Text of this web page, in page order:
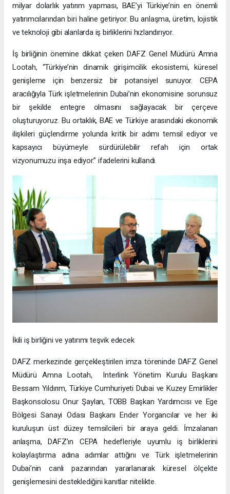
milyar dolarlık yatırım yapması, BAE’yi Türkiye’nin en önemli
yatırımcılarından biri haline getiriyor. Bu anlaşma, üretim, lojistik
ve teknoloji gibi alanlarda iş birliklerini hızlandırıyor.
İş birliğinin önemine dikkat çeken DAFZ Genel Müdürü Amna
Lootah, “Türkiye’nin dinamik girişimcilik ekosistemi, küresel
genişleme için benzersiz bir potansiyel sunuyor. CEPA
aracılığıyla Türk işletmelerinin Dubai’nin ekonomisine sorunsuz
bir şekilde entegre olmasını sağlayacak bir çerçeve
oluşturuyoruz. Bu ortaklık, BAE ve Türkiye arasındaki ekonomik
ilişkileri güçlendirme yolunda kritik bir adımı temsil ediyor ve
kapsayıcı büyümeyle sürdürülebilir refah için ortak
vizyonumuzu inşa ediyor.” ifadelerini kullandı.
İkili iş birliğini ve yatırımı teşvik edecek
DAFZ merkezinde gerçekleştirilen imza töreninde DAFZ Genel
Müdürü Amna Lootah, Interlink Yönetim Kurulu Başkanı
Bessam Yıldırım, Türkiye Cumhuriyeti Dubai ve Kuzey Emirlikler
Başkonsolosu Onur Şaylan, TOBB Başkan Yardımcısı ve Ege
Bölgesi Sanayi Odası Başkanı Ender Yorgancılar ve her iki
kuruluşun üst düzey temsilcileri bir araya geldi. İmzalanan
anlaşma, DAFZ’ın CEPA hedefleriyle uyumlu iş birliklerini
kolaylaştırma adına adımlar attığını ve Türk işletmelerinin
Dubai’nin canlı pazarından yararlanarak küresel ölçekte
genişlemesini desteklediğini kanıtlar nitelikte.